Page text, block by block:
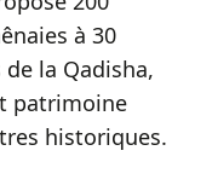
à 30
de la Qadisha,
patrimoine
historiques.